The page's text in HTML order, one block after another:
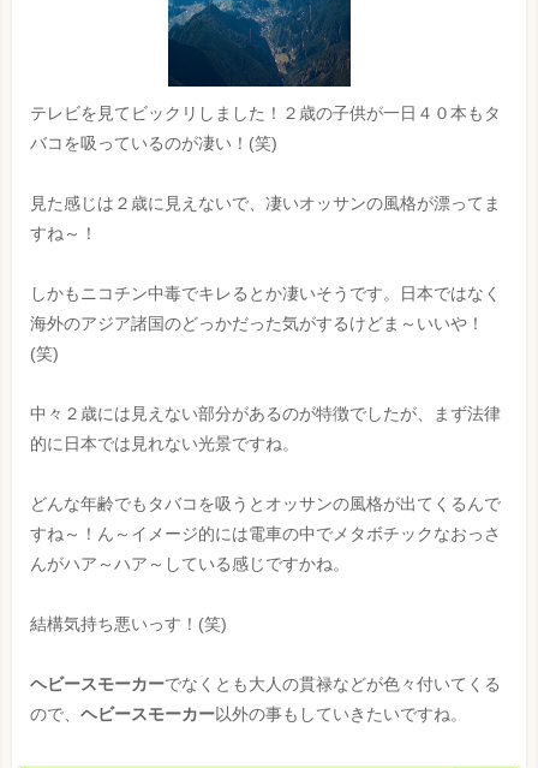
テレビを見てビックリしました！２歳の子供が一日４０本もタ
バコを吸っているのが凄い！(笑)
見た感じは２歳に見えないで、凄いオッサンの風格が漂ってま
すね～！
しかもニコチン中毒でキレるとか凄いそうです。日本ではなく
海外のアジア諸国のどっかだった気がするけどま～いいや！
(笑)
中々２歳には見えない部分があるのが特徴でしたが、まず法律
的に日本では見れない光景ですね。
どんな年齢でもタバコを吸うとオッサンの風格が出てくるんで
すね～！ん～イメージ的には電車の中でメタボチックなおっさ
んがハア～ハア～している感じですかね。
結構気持ち悪いっす！(笑)
ヘビースモーカーでなくとも大人の貫禄などが色々付いてくる
ので、 ヘビースモーカー以外の事もしていきたいですね。